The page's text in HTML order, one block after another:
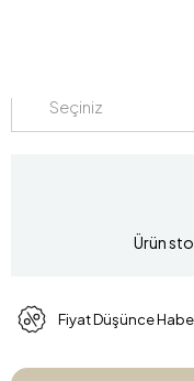
Ürün
Fiyat Düşünce